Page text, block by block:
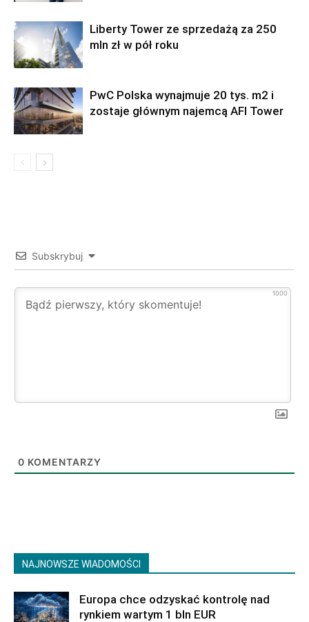
Liberty Tower ze sprzedażą za 250
mln zł w pół roku
PwC Polska wynajmuje 20 tys. m2 i
zostaje głównym najemcą AFI Tower
Subskrybuj
1000
0 KOMENTARZY
NAJNOWSZE WIADOMOŚCI
Europa chce odzyskać kontrolę nad
rynkiem wartym 1 bln EUR